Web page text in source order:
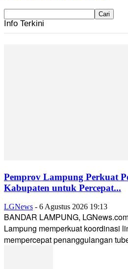
Info Terkini
Pemprov Lampung Perkuat
Kabupaten untuk Percepat...
LGNews - 6 Agustus 2026 19:13
BANDAR LAMPUNG,
Lampung memperkuat koordinasi
mempercepat penanggulangan